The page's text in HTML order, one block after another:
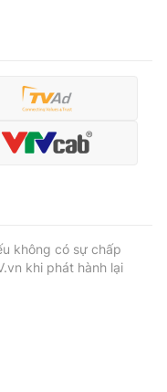
không có sự chấp
khi phát hành lại